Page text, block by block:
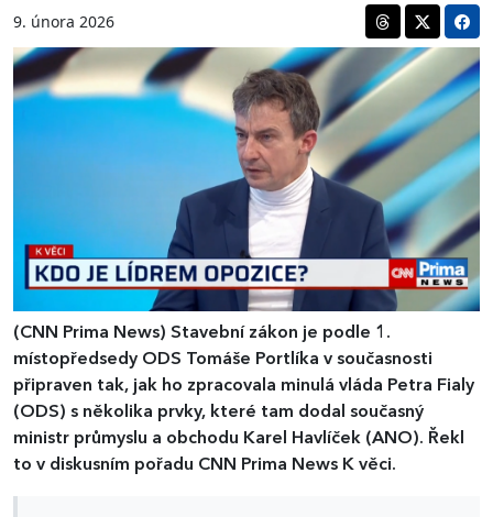
9. února 2026
(CNN Prima News) Stavební zákon je podle 1.
místopředsedy ODS Tomáše Portlíka v současnosti
připraven tak, jak ho zpracovala minulá vláda Petra Fialy
(ODS) s několika prvky, které tam dodal současný
ministr průmyslu a obchodu Karel Havlíček (ANO). Řekl
to v diskusním pořadu CNN Prima News K věci.